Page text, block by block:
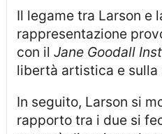
Il legame tra Larson e la scienziata si sviluppa già nel 1987, quando l’autore inserì in una vignetta una
rappresentazione
con il Jane Goodall
libertà artistica e sulla
In seguito, Larson si mostrò consapevole dei limiti della satira e si impegnò a evitare ristampe di quei contenuti. Il
rapporto tra i due si